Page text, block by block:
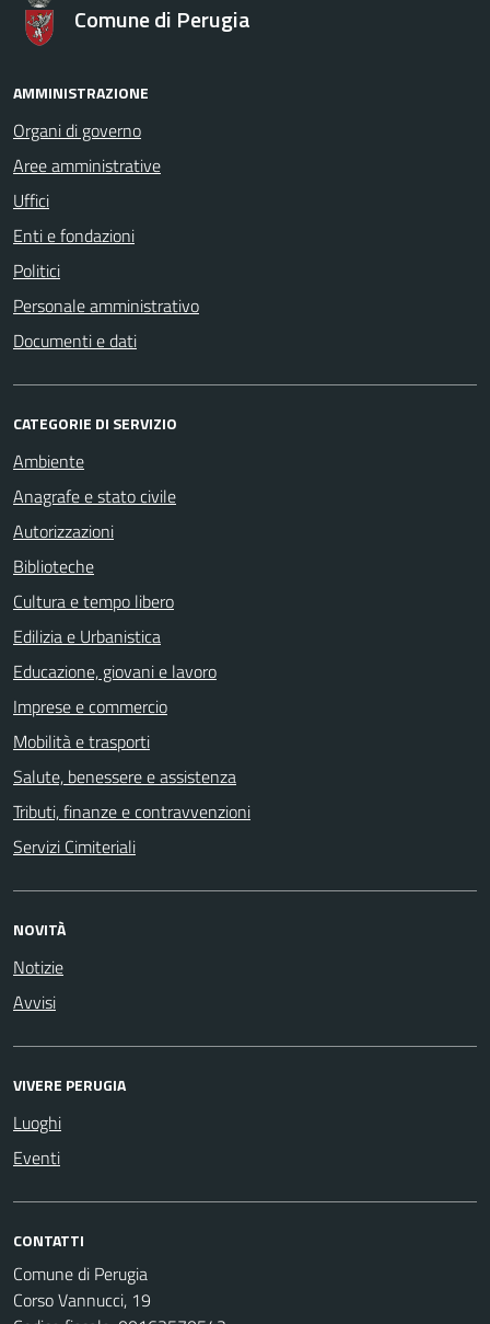
Comune di Perugia
AMMINISTRAZIONE
Organi di governo
Aree amministrative
Uffici
Enti e fondazioni
Politici
Personale amministrativo
Documenti e dati
CATEGORIE DI SERVIZIO
Ambiente
Anagrafe e stato civile
Autorizzazioni
Biblioteche
Cultura e tempo libero
Edilizia e Urbanistica
Educazione, giovani e lavoro
Imprese e commercio
Mobilità e trasporti
Salute, benessere e assistenza
Tributi, finanze e contravvenzioni
Servizi Cimiteriali
NOVITÀ
Notizie
Avvisi
VIVERE PERUGIA
Luoghi
Eventi
CONTATTI
Comune di Perugia
Corso Vannucci, 19